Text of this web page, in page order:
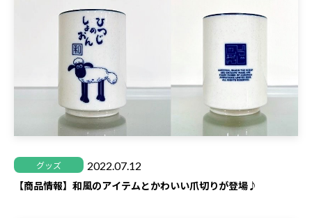
グッズ 2022.07.12
【商品情報】和風のアイテムとかわいい爪切りが登場♪